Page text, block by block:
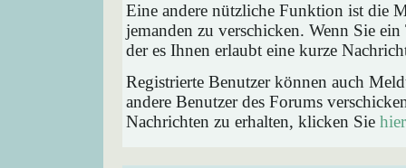
Eine andere nützliche Funktion ist die
jemanden zu verschicken. Wenn Sie
der es Ihnen erlaubt eine kurze
Registrierte Benutzer können auch
andere Benutzer des Forums
Nachrichten zu erhalten, klicken Sie hier